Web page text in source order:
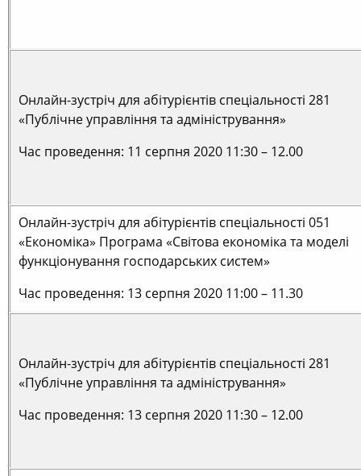
Онлайн-зустріч для абітурієнтів спеціальності 281
«Публічне управління та адміністрування»
Час проведення: 11 серпня 2020 11:30 – 12.00
Онлайн-зустріч для абітурієнтів спеціальності 051
«Економіка» Програма «Світова економіка та моделі
функціонування господарських систем»
Час проведення: 13 серпня 2020 11:00 – 11.30
Онлайн-зустріч для абітурієнтів спеціальності 281
«Публічне управління та адміністрування»
Час проведення: 13 серпня 2020 11:30 – 12.00